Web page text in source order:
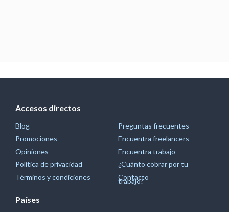
Accesos directos
Blog
Promociones
Opiniones
Política de privacidad
Términos y condiciones
Preguntas frecuentes
Encuentra freelancers
Encuentra trabajo
¿Cuánto cobrar por tu
trabajo?
Contacto
Países